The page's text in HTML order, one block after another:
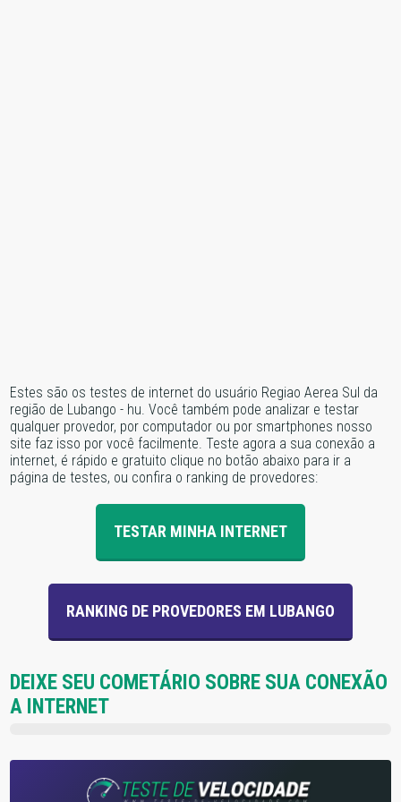
Estes são os testes de internet do usuário Regiao Aerea Sul da
região de Lubango - hu. Você também pode analizar e testar
qualquer provedor, por computador ou por smartphones nosso
site faz isso por você facilmente. Teste agora a sua conexão a
internet, é rápido e gratuito clique no botão abaixo para ir a
página de testes, ou confira o ranking de provedores:
TESTAR MINHA INTERNET
RANKING DE PROVEDORES EM LUBANGO
DEIXE SEU COMETÁRIO SOBRE SUA CONEXÃO
A INTERNET